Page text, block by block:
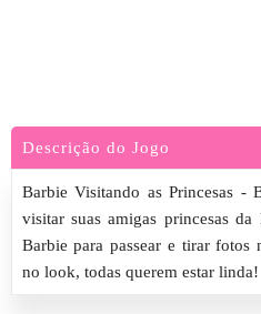
Descrição do Jogo
Barbie Visitando as Princesas -
visitar suas amigas princesas
Barbie para passear e tirar fotos
no look, todas querem estar linda!